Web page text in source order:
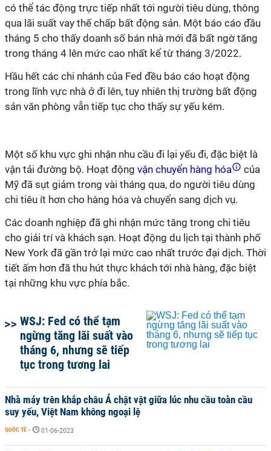
có thể tác động trực tiếp nhất tới người tiêu dùng, thông
qua lãi suất vay thế chấp bất động sản. Một báo cáo đầu
tháng 5 cho thấy doanh số bán nhà mới đã bất ngờ tăng
trong tháng 4 lên mức cao nhất kể từ tháng 3/2022.
Hầu hết các chi nhánh của Fed đều báo cáo hoạt động
trong lĩnh vực nhà ở đi lên, tuy nhiên thị trường bất động
sản văn phòng vẫn tiếp tục cho thấy sự yếu kém.
Một số khu vực ghi nhận nhu cầu đi lại yếu đi, đặc biệt là
vận tải đường bộ. Hoạt động vận chuyển hàng hóa
của
Mỹ đã sụt giảm trong vài tháng qua, do người tiêu dùng
chi tiêu ít hơn cho hàng hóa và chuyển sang dịch vụ.
Các doanh nghiệp đã ghi nhận mức tăng trong chi tiêu
cho giải trí và khách sạn. Hoạt động du lịch tại thành phố
New York đã gần trở lại mức cao nhất trước đại dịch. Thời
tiết ấm hơn đã thu hút thực khách tới nhà hàng, đặc biệt
tại những khu vực phía bắc.
WSJ: Fed có thể tạm
ngừng tăng lãi suất vào
tháng 6, nhưng sẽ tiếp
tục trong tương lai
Nhà máy trên khắp châu Á chật vật giữa lúc nhu cầu toàn cầu
suy yếu, Việt Nam không ngoại lệ
QUỐC TẾ - 01-06-2023